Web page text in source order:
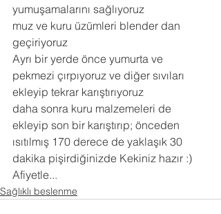
yumuşamalarını sağlıyoruz
muz ve kuru üzümleri blender dan
geçiriyoruz
Ayrı bir yerde önce yumurta ve
pekmezi çırpıyoruz ve diğer sıvıları
ekleyip tekrar karıştırıyoruz
daha sonra kuru malzemeleri de
ekleyip son bir karıştırıp; önceden
ısıtılmış 170 derece de yaklaşık 30
dakika pişirdiğinizde Kekiniz hazır :)
Afiyetle...
Sağlıklı beslenme